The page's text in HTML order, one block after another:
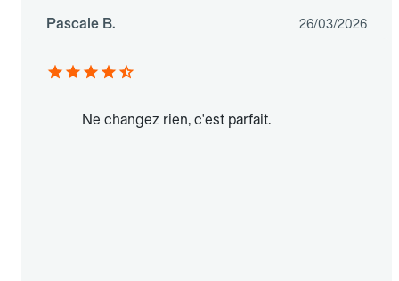
Pascale B. 26/03/2026
Ne changez rien, c'est parfait.